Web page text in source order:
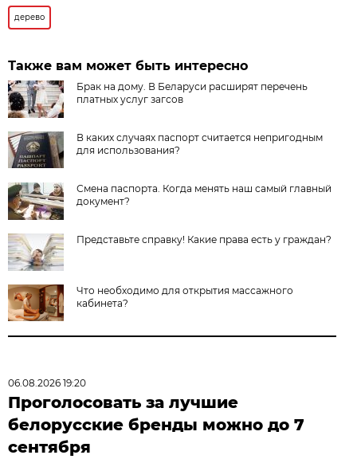
дерево
Также вам может быть интересно
Брак на дому. В Беларуси расширят перечень
платных услуг загсов
В каких случаях паспорт считается непригодным
для использования?
Смена паспорта. Когда менять наш самый главный
документ?
Представьте справку! Какие права есть у граждан?
Что необходимо для открытия массажного
кабинета?
06.08.2026 19:20
Проголосовать за лучшие
белорусские бренды можно до 7
сентября